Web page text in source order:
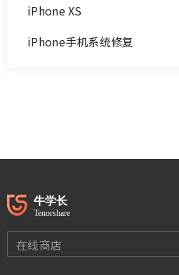
iPhone XS
iPhone手机系统修复
在线商店